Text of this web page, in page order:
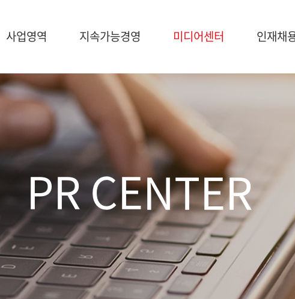
사업영역 지속가능경영
가능경영
미디어센터
미디어센터
브로슈어
공지사항
인재채
PR CENTER